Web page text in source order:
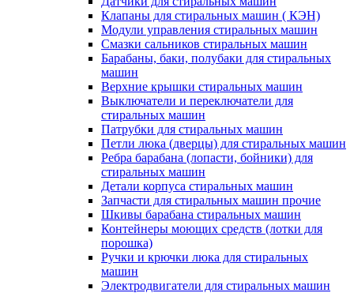
Клапаны для стиральных машин ( КЭН)
Модули управления стиральных машин
Смазки сальников стиральных машин
Барабаны, баки, полубаки для стиральных
машин
Верхние крышки стиральных машин
Выключатели и переключатели для
стиральных машин
Патрубки для стиральных машин
Петли люка (дверцы) для стиральных машин
Ребра барабана (лопасти, бойники) для
стиральных машин
Детали корпуса стиральных машин
Запчасти для стиральных машин прочие
Шкивы барабана стиральных машин
Контейнеры моющих средств (лотки для
порошка)
Ручки и крючки люка для стиральных
машин
Электродвигатели для стиральных машин